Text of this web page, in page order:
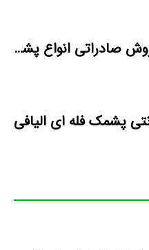
بازار اینترنتی فروش صادراتی انواع پشمک الیافی/شکلاتی
پشمک فله ای الیافی